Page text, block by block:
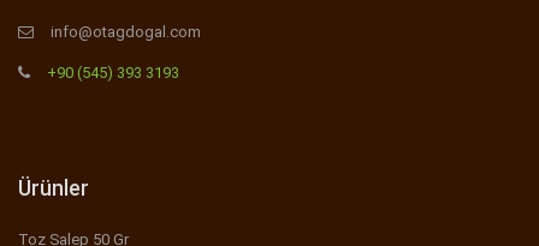
info@otagdogal.com
+90 (545) 393 3193
Ürünler
Toz Salep 50 Gr